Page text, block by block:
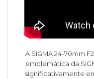
A SIGMA 24-70mm
emblemática da
significativamente